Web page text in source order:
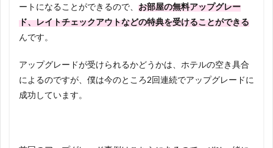
ートになることができるので、 お部屋の無料アップグレー
ド、レイトチェックアウトなどの特典を受けることができる
んです。
アップグレードが受けられるかどうかは、ホテルの空き具合
によるのですが、僕は今のところ2回連続でアップグレードに
成功しています。